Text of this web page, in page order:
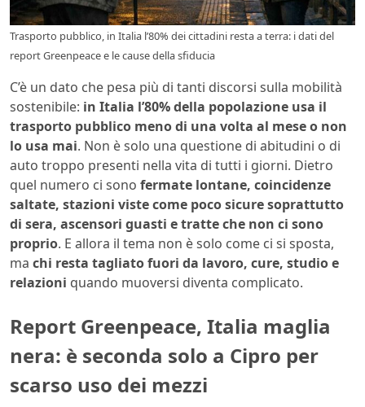
Trasporto pubblico, in Italia l’80% dei cittadini resta a terra: i dati del
report Greenpeace e le cause della sfiducia
C’è un dato che pesa più di tanti discorsi sulla mobilità
sostenibile: in Italia l’80% della popolazione usa il
trasporto pubblico meno di una volta al mese o non
lo usa mai. Non è solo una questione di abitudini o di
auto troppo presenti nella vita di tutti i giorni. Dietro
quel numero ci sono fermate lontane, coincidenze
saltate, stazioni viste come poco sicure soprattutto
di sera, ascensori guasti e tratte che non ci sono
proprio. E allora il tema non è solo come ci si sposta,
ma chi resta tagliato fuori da lavoro, cure, studio e
relazioni quando muoversi diventa complicato.
Report Greenpeace, Italia maglia
nera: è seconda solo a Cipro per
scarso uso dei mezzi